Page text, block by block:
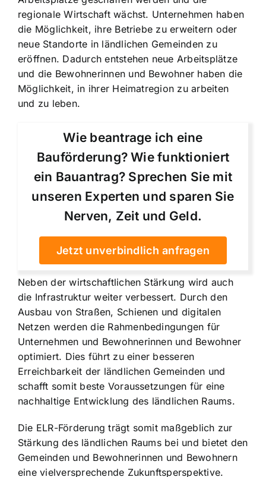
regionale Wirtschaft wächst. Unternehmen haben
die Möglichkeit, ihre Betriebe zu erweitern oder
neue Standorte in ländlichen Gemeinden zu
eröffnen. Dadurch entstehen neue Arbeitsplätze
und die Bewohnerinnen und Bewohner haben die
Möglichkeit, in ihrer Heimatregion zu arbeiten
und zu leben.
Wie beantrage ich eine
Bauförderung? Wie funktioniert
ein Bauantrag? Sprechen Sie mit
unseren Experten und sparen Sie
Nerven, Zeit und Geld.
Jetzt unverbindlich anfragen
Neben der wirtschaftlichen Stärkung wird auch
die Infrastruktur weiter verbessert. Durch den
Ausbau von Straßen, Schienen und digitalen
Netzen werden die Rahmenbedingungen für
Unternehmen und Bewohnerinnen und Bewohner
optimiert. Dies führt zu einer besseren
Erreichbarkeit der ländlichen Gemeinden und
schafft somit beste Voraussetzungen für eine
nachhaltige Entwicklung des ländlichen Raums.
Die ELR-Förderung trägt somit maßgeblich zur
Stärkung des ländlichen Raums bei und bietet den
Gemeinden und Bewohnerinnen und Bewohnern
eine vielversprechende Zukunftsperspektive.